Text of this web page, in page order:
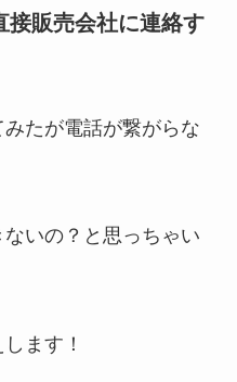
接販売会社に連絡す
たが電話が繋がらな
いの？と思っちゃい
ます！